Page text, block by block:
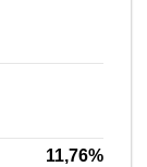
11,76%